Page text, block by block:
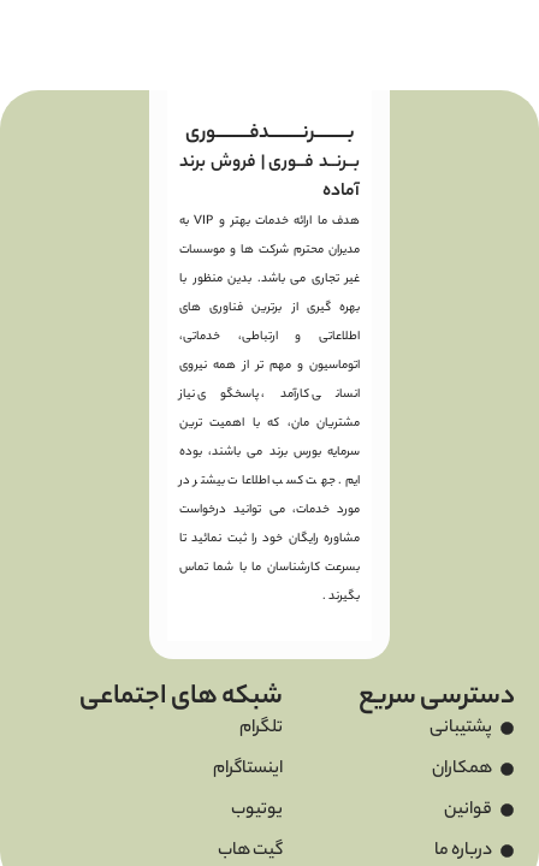
بـــــــــرنـــــــــدفـــــــــوری
بــرنــد فــوری | فروش برند
آماده
هدف ما ارائه خدمات بهتر و VIP به
مدیران محترم شرکت ها و موسسات
غیر تجاری می باشد. بدین منظور با
بهره گیری از برترین فناوری های
اطلاعاتی و ارتباطی، خدماتی،
اتوماسیون و مهم تر از همه نیروی
انسانی کارآمد، پاسخگوی نیاز
مشتریان مان، که با اهمیت ترین
سرمایه بورس برند می باشند، بوده
ایم. جهت کسب اطلاعات بیشتر در
مورد خدمات، می توانید درخواست
مشاوره رایگان خود را ثبت نمائید تا
بسرعت کارشناسان ما با شما تماس
بگیرند .
دسترسی سریع
پشتیبانی
همکاران
قوانین
درباره ما
شبکه های اجتماعی
تلگرام
اینستاگرام
یوتیوب
گیت هاب